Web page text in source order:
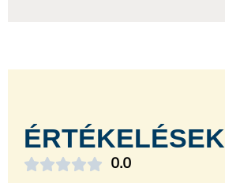
ÉRTÉKELÉSEK
0.0
